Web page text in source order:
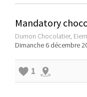
Mandatory
Dumon Chocolatier,
Dimanche 6 décembre
1